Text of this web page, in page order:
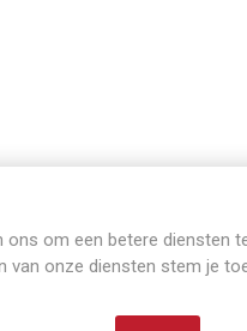
ons om een betere diensten
van onze diensten stem je